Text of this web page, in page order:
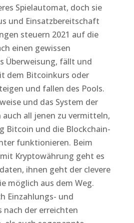
Spielautomat, doch sie
und Einsatzbereitschaft
steuern 2021 auf die
einen gewissen
Überweisung, fällt und
dem Bitcoinkurs oder
und fallen des Pools.
und das System der
all jenen zu vermitteln,
Bitcoin und die Blockchain-
funktionieren. Beim
Kryptowährung geht es
ihnen geht der clevere
möglich aus dem Weg.
Einzahlungs- und
nach der erreichten